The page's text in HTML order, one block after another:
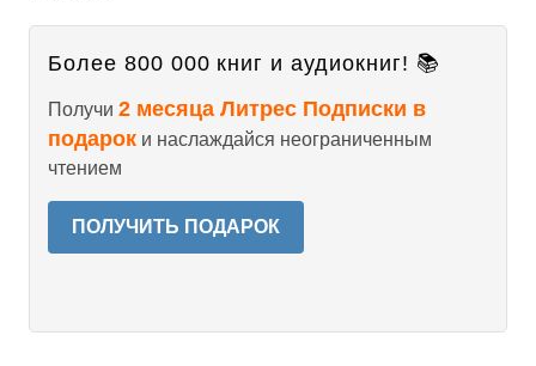
Более 800 000 книг и аудиокниг! 📚
Получи 2 месяца Литрес Подписки в
подарок и наслаждайся неограниченным
чтением
ПОЛУЧИТЬ ПОДАРОК